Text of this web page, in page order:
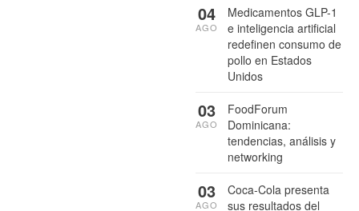
Medicamentos GLP-1
e inteligencia artificial
redefinen consumo de
pollo en Estados
Unidos
04
AGO
FoodForum
Dominicana:
tendencias, análisis y
networking
03
AGO
Coca-Cola presenta
sus resultados del
03
AGO